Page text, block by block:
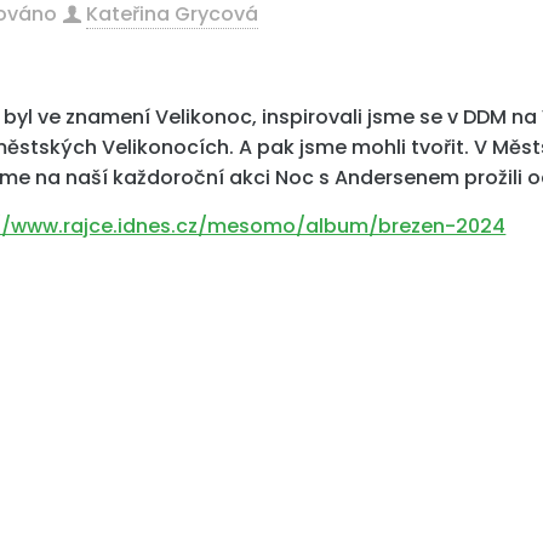
Kateřina Grycová
byl ve znamení Velikonoc, inspirovali jsme se v DDM
Velikonocích. A pak jsme mohli tvořit. V
na naší každoroční akci Noc s Andersenem prožili
mesomo/album/brezen-2024